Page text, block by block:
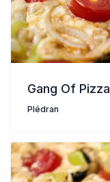
Gang Of Pizza
Plédran